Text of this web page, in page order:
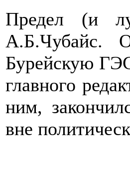
Предел (и
А.Б.Чубайс.
Бурейскую
главного
ним,
вне